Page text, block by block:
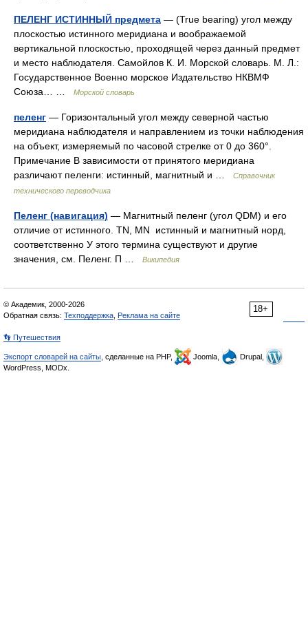
ПЕЛЕНГ ИСТИННЫЙ предмета — (True bearing) угол между
плоскостью истинного меридиана и воображаемой
вертикальной плоскостью, проходящей через данный предмет
и место наблюдателя. Самойлов К. И. Морской словарь. М. Л.:
Государственное Военно морское Издательство НКВМФ
Союза… …
Морской словарь
пеленг — Горизонтальный угол между северной частью
меридиана наблюдателя и направлением из точки наблюдения
на объект, измеряемый по часовой стрелке от 0 до 360°.
Примечание В зависимости от принятого меридиана
различают пеленги: истинный, магнитный и …
Справочник
технического переводчика
Пеленг (навигация) — Магнитный пеленг (угол QDM) и его
отличие от истинного. TN, MN истинный и магнитный норд,
соответственно У этого термина существуют и другие
значения, см. Пеленг. П …
Википедия
18+
© Академик, 2000-2026
Обратная связь: Техподдержка Реклама на сайте
👣 Путешествия
Экспорт словарей на сайты , сделанные на PHP, Joomla,
Drupal,
WordPress, MODx.